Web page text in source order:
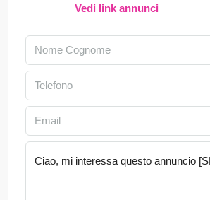
Vedi link annunci